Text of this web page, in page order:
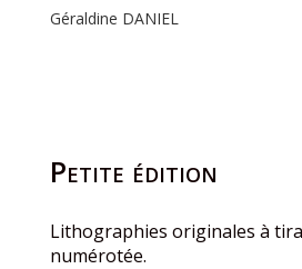
Géraldine DANIEL
Petite édition
Lithographies originales à
numérotée.